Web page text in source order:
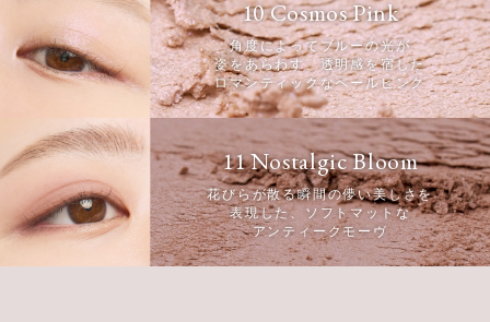
10 Cosmos Pink
角度によってブルーの光が
姿をあらわす、透明感を宿した
ロマンティックなペールピンク
11 Nostalgic Bloom
花びらが散る瞬間の儚い美しさを
表現した、ソフトマットな
アンティークモーヴ